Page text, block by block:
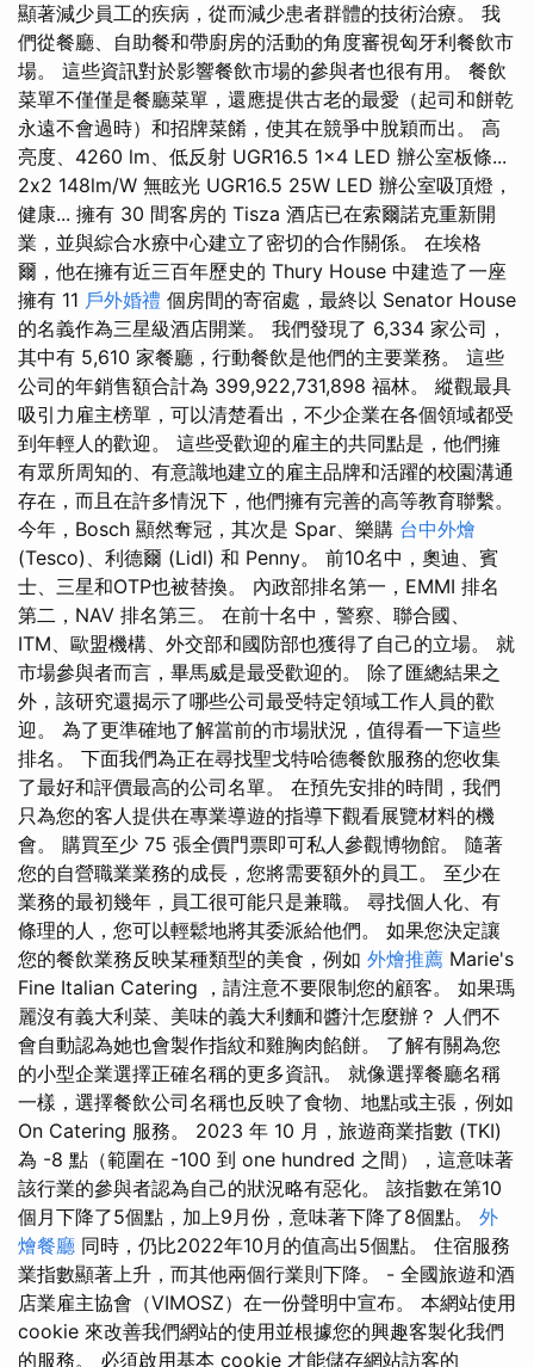
顯著減少員工的疾病，從而減少患者群體的技術治療。 我
們從餐廳、自助餐和帶廚房的活動的角度審視匈牙利餐飲市
場。 這些資訊對於影響餐飲市場的參與者也很有用。 餐飲
菜單不僅僅是餐廳菜單，還應提供古老的最愛（起司和餅乾
永遠不會過時）和招牌菜餚，使其在競爭中脫穎而出。 高
亮度、4260 lm、低反射 UGR16.5 1x4 LED 辦公室板條...
2x2 148lm/W 無眩光 UGR16.5 25W LED 辦公室吸頂燈，
健康... 擁有 30 間客房的 Tisza 酒店已在索爾諾克重新開
業，並與綜合水療中心建立了密切的合作關係。 在埃格
爾，他在擁有近三百年歷史的 Thury House 中建造了一座
擁有 11 戶外婚禮 個房間的寄宿處，最終以 Senator House
的名義作為三星級酒店開業。 我們發現了 6,334 家公司，
其中有 5,610 家餐廳，行動餐飲是他們的主要業務。 這些
公司的年銷售額合計為 399,922,731,898 福林。 縱觀最具
吸引力雇主榜單，可以清楚看出，不少企業在各個領域都受
到年輕人的歡迎。 這些受歡迎的雇主的共同點是，他們擁
有眾所周知的、有意識地建立的雇主品牌和活躍的校園溝通
存在，而且在許多情況下，他們擁有完善的高等教育聯繫。
今年，Bosch 顯然奪冠，其次是 Spar、樂購 台中外燴
(Tesco)、利德爾 (Lidl) 和 Penny。 前10名中，奧迪、賓
士、三星和OTP也被替換。 內政部排名第一，EMMI 排名
第二，NAV 排名第三。 在前十名中，警察、聯合國、
ITM、歐盟機構、外交部和國防部也獲得了自己的立場。 就
市場參與者而言，畢馬威是最受歡迎的。 除了匯總結果之
外，該研究還揭示了哪些公司最受特定領域工作人員的歡
迎。 為了更準確地了解當前的市場狀況，值得看一下這些
排名。 下面我們為正在尋找聖戈特哈德餐飲服務的您收集
了最好和評價最高的公司名單。 在預先安排的時間，我們
只為您的客人提供在專業導遊的指導下觀看展覽材料的機
會。 購買至少 75 張全價門票即可私人參觀博物館。 隨著
您的自營職業業務的成長，您將需要額外的員工。 至少在
業務的最初幾年，員工很可能只是兼職。 尋找個人化、有
條理的人，您可以輕鬆地將其委派給他們。 如果您決定讓
您的餐飲業務反映某種類型的美食，例如 外燴推薦 Marie's
Fine Italian Catering ，請注意不要限制您的顧客。 如果瑪
麗沒有義大利菜、美味的義大利麵和醬汁怎麼辦？ 人們不
會自動認為她也會製作指紋和雞胸肉餡餅。 了解有關為您
的小型企業選擇正確名稱的更多資訊。 就像選擇餐廳名稱
一樣，選擇餐飲公司名稱也反映了食物、地點或主張，例如
On Catering 服務。 2023 年 10 月，旅遊商業指數 (TKI)
為 -8 點（範圍在 -100 到 one hundred 之間），這意味著
該行業的參與者認為自己的狀況略有惡化。 該指數在第10
個月下降了5個點，加上9月份，意味著下降了8個點。 外
燴餐廳 同時，仍比2022年10月的值高出5個點。 住宿服務
業指數顯著上升，而其他兩個行業則下降。 - 全國旅遊和酒
店業雇主協會（VIMOSZ）在一份聲明中宣布。 本網站使用
cookie 來改善我們網站的使用並根據您的興趣客製化我們
的服務。 必須啟用基本 cookie 才能儲存網站訪客的